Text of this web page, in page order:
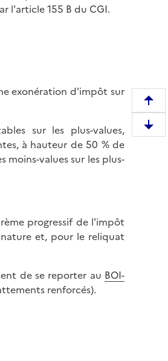
l'article 155 B du CGI.
exonération d'impôt sur
sur les plus-values,
à hauteur de 50 % de
values sur les plus-
progressif de l'impôt
et, pour le reliquat
de se reporter au BOI-
renforcés).
e
m
D